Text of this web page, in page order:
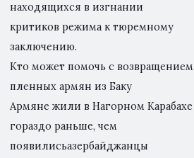
находящихся в изгнании
критиков режима к тюремному
заключению.
Кто может помочь с возвращением
пленных армян из Баку
Армяне жили в Нагорном Карабахе
гораздо раньше, чем
появилисьазербайджанцы